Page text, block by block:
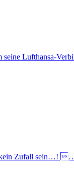
seine Lufthansa-
kein Zufall sein…!